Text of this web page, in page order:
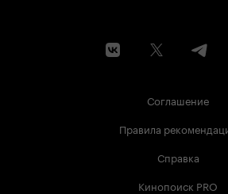
Соглашение
Правила
Справка
Кинопоиск PRO